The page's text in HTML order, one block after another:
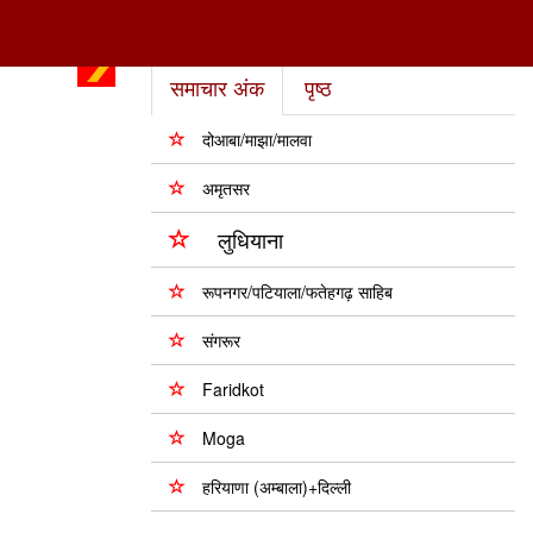
समाचार अंक पृष्ठ
दोआबा/माझा/मालवा
अमृतसर
लुधियाना
रूपनगर/पटियाला/फतेहगढ़ साहिब
संगरूर
Faridkot
Moga
हरियाणा (अम्बाला)+दिल्ली